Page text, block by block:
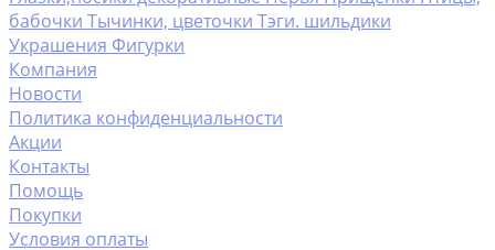
бабочки Тычинки, цветочки Тэги. шильдики
Украшения Фигурки
Компания
Новости
Политика конфиденциальности
Акции
Контакты
Помощь
Покупки
Условия оплаты